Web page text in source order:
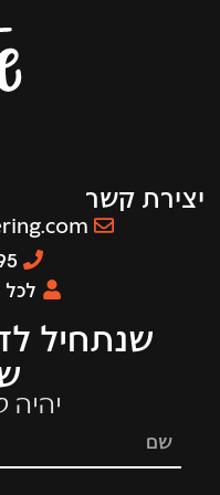
יצירת קשר
לכל
שנתחיל
יהיה